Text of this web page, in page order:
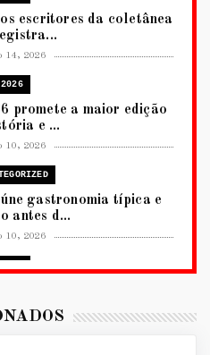
escritores da coletânea
14, 2026
2026
promete a maior edição
e ...
10, 2026
gastronomia típica e
antes d...
10, 2026
DIPLOM...